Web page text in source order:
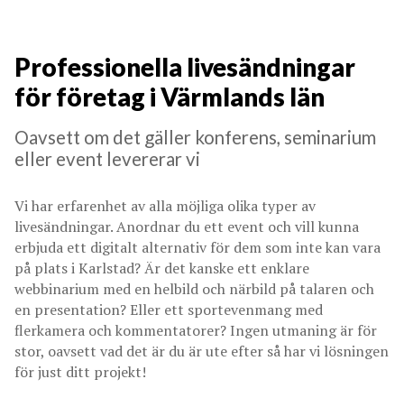
Professionella livesändningar
för företag i Värmlands län
Oavsett om det gäller konferens, seminarium
eller event levererar vi
Vi har erfarenhet av alla möjliga olika typer av
livesändningar. Anordnar du ett event och vill kunna
erbjuda ett digitalt alternativ för dem som inte kan vara
på plats i Karlstad? Är det kanske ett enklare
webbinarium med en helbild och närbild på talaren och
en presentation? Eller ett sportevenmang med
flerkamera och kommentatorer? Ingen utmaning är för
stor, oavsett vad det är du är ute efter så har vi lösningen
för just ditt projekt!